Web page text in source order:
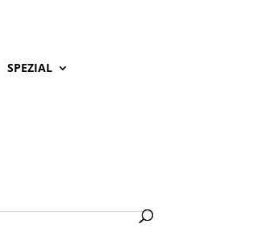
SPEZIAL